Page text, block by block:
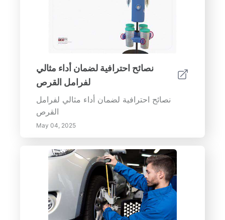
نصائح احترافية لضمان أداء مثالي
لفرامل القرص
نصائح احترافية لضمان أداء مثالي لفرامل
القرص
May 04, 2025